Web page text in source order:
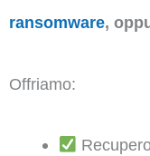
ransomware,
Offriamo: